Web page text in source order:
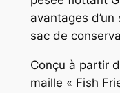
avantages
sac de
Conçu à partir
maille « Fish